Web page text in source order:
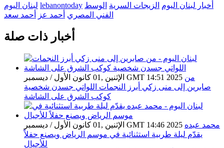
لبنان اليوم lebanontoday أخبار لبنان اليوم الزيجات السرية الوسط
الفني المصري أحمد عز أحمد سعد
أخبار ذات صلة
الإثنين ,01 كانون الأول / ديسمبر GMT 14:51 2025 من
صابرين إلى منى زكي أبرز النجمات اللواتي جسدن شخصية
كوكب الشرق على الشاشة
الإثنين ,01 كانون الأول / ديسمبر GMT 14:46 2025 محمد عبده
يقدّم ليلة طربية استثنائية في موسم الرياض ويصنع حفلاً
للأجيال